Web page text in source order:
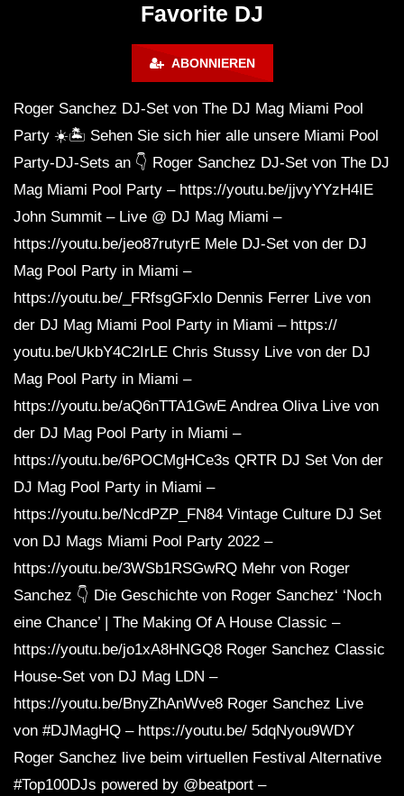
Favorite DJ
ABONNIEREN
Roger Sanchez DJ-Set von The DJ Mag Miami Pool
Party ☀️🏝 Sehen Sie sich hier alle unsere Miami Pool
Party-DJ-Sets an 👇 Roger Sanchez DJ-Set von The DJ
Mag Miami Pool Party – https://youtu.be/jjvyYYzH4IE
John Summit – Live @ DJ Mag Miami –
https://youtu.be/jeo87rutyrE Mele DJ-Set von der DJ
Mag Pool Party in Miami –
https://youtu.be/_FRfsgGFxlo Dennis Ferrer Live von
der DJ Mag Miami Pool Party in Miami – https://
youtu.be/UkbY4C2IrLE Chris Stussy Live von der DJ
Mag Pool Party in Miami –
https://youtu.be/aQ6nTTA1GwE Andrea Oliva Live von
der DJ Mag Pool Party in Miami –
https://youtu.be/6POCMgHCe3s QRTR DJ Set Von der
DJ Mag Pool Party in Miami –
https://youtu.be/NcdPZP_FN84 Vintage Culture DJ Set
von DJ Mags Miami Pool Party 2022 –
https://youtu.be/3WSb1RSGwRQ Mehr von Roger
Sanchez 👇 Die Geschichte von Roger Sanchez‘ ‘Noch
eine Chance’ | The Making Of A House Classic –
https://youtu.be/jo1xA8HNGQ8 Roger Sanchez Classic
House-Set von DJ Mag LDN –
https://youtu.be/BnyZhAnWve8 Roger Sanchez Live
von #DJMagHQ – https://youtu.be/ 5dqNyou9WDY
Roger Sanchez live beim virtuellen Festival Alternative
#Top100DJs powered by @beatport –